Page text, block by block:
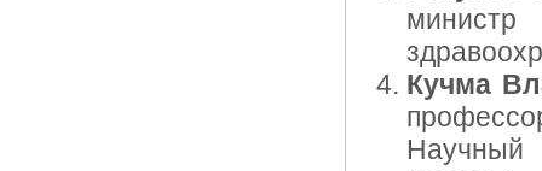
Кучма
Научный